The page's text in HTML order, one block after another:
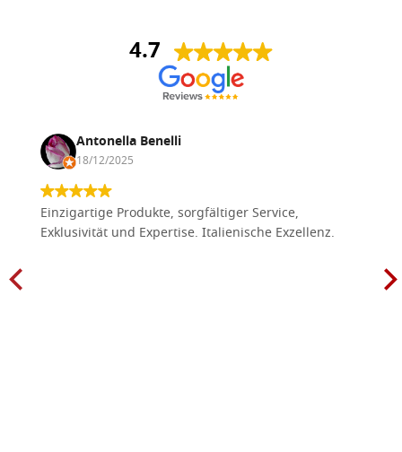
4.7
Antonella Benelli
18/12/2025
Einzigartige Produkte, sorgfältiger Service,
Exklusivität und Expertise. Italienische Exzellenz.